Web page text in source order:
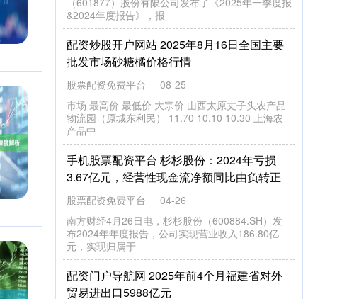
&2024年度报告》，报
配资炒股开户网站 2025年8月16日全国主要
批发市场砂糖橘价格行情
股票配资免费平台
08-25
市场 最高价 最低价 大宗价 山西太原丈子头农产品
物流园（原城东利民） 11.70 10.10 10.30 上海农
产品中
手机股票配资平台 杉杉股份：2024年亏损
3.67亿元，经营性现金流净额同比由负转正
股票配资免费平台
04-26
南方财经4月26日电，杉杉股份（600884.SH）发
布2024年年度报告，公司实现营业收入186.80亿
元，实现归属于
配资门户导航网 2025年前4个月福建省对外
贸易进出口5988亿元